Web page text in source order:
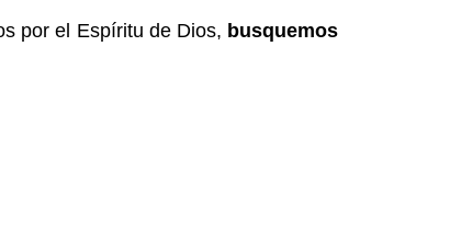
por el Espíritu de Dios, busquemos